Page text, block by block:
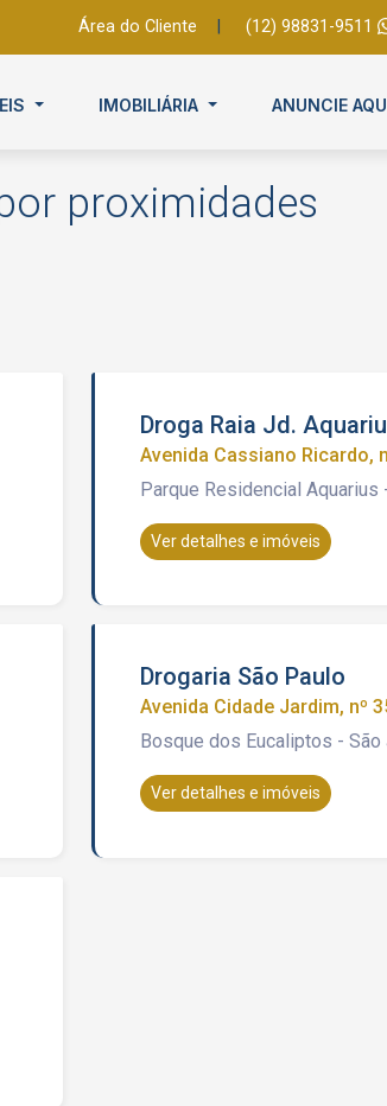
Área do Cliente (12) 98831-9511
IMOBILIÁRIA ANUNCIE
proximidades
Droga Raia Jd.
Avenida Cassiano Ricardo,
Parque Residencial
Ver detalhes e imóveis
Drogaria São Paulo
Avenida Cidade Jardim, nº
Bosque dos Eucaliptos -
Ver detalhes e imóveis